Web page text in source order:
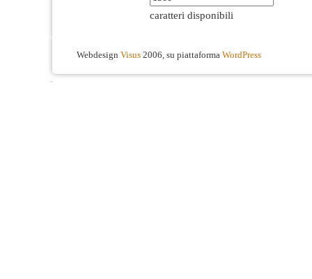
caratteri disponibili
Webdesign Visus 2006, su piattaforma WordPress